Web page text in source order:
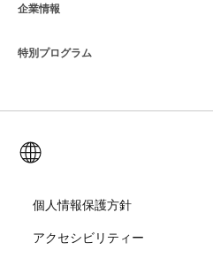
ArcGIS ブログ
Esri Young Professionals Network
イベント
GIS とは
ロケーション インテリジェンス
トレーニング
ArcUser
ArcNews
企業情報
Esri について
採用情報
オープンビジョン
特別プログラム
ArcGIS for Student Use
自然保護
個人情報保護方針
アクセシビリティー